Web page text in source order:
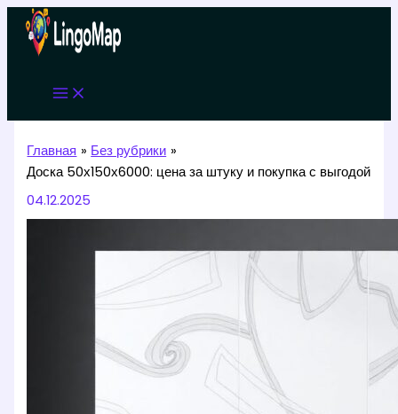
Перейти
содержимому
Главная
Без рубрики
Доска 50х150х6000: цена за штуку и покупка с выгодой
04.12.2025